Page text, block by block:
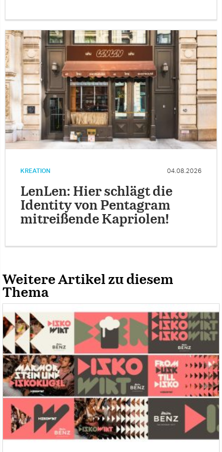
KREATION 04.08.2026
LenLen: Hier schlägt die
Identity von Pentagram
mitreißende Kapriolen!
Weitere Artikel zu diesem
Thema